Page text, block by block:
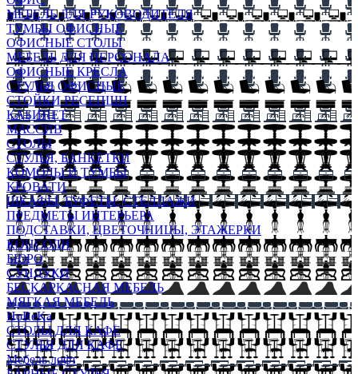
МЕБЕЛЬ ДЛЯ РУКОВОДИТЕЛЯ
ТУМБЫ ОФИСНЫЕ
ОФИСНЫЕ СТОЛЫ
МЕБЕЛЬ ДЛЯ ПЕРСОНАЛА
ОФИСНЫЕ КРЕСЛА
СТУЛЬЯ ОФИСНЫЕ
СТОЙКИ РЕСЕПШН
КАБИНЕТ
МАССИВ
СТОЛЫ
СТУЛЬЯ, БАНКЕТКИ
КОМОДЫ И ТУМБЫ
КРОВАТИ
ШКАФЫ, БУФЕТЫ, СТЕЛЛАЖИ
ПРЕДМЕТЫ ИНТЕРЬЕРА
ПОДСТАВКИ, ЦВЕТОЧНИЦЫ, ЭТАЖЕРКИ
КОНСОЛИ
БЮРО
СУНДУКИ
БЕСКАРКАСНАЯ МЕБЕЛЬ
МЯГКАЯ МЕБЕЛЬ
HoReKa
СТОЛЫ ДЛЯ КАФЕ
СТУЛЬЯ ДЛЯ КАФЕ
Мебель лофт